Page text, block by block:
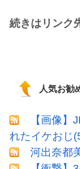
続きはリンク
人気お勧
【画像
れたイケおじ
河出奈都